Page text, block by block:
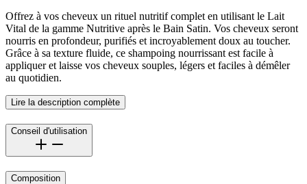
Offrez à vos cheveux un rituel nutritif complet en utilisant le Lait
Vital de la gamme Nutritive après le Bain Satin. Vos cheveux seront
nourris en profondeur, purifiés et incroyablement doux au toucher.
Grâce à sa texture fluide, ce shampoing nourrissant est facile à
appliquer et laisse vos cheveux souples, légers et faciles à démêler
au quotidien.
Lire la description complète
Conseil d'utilisation
Composition